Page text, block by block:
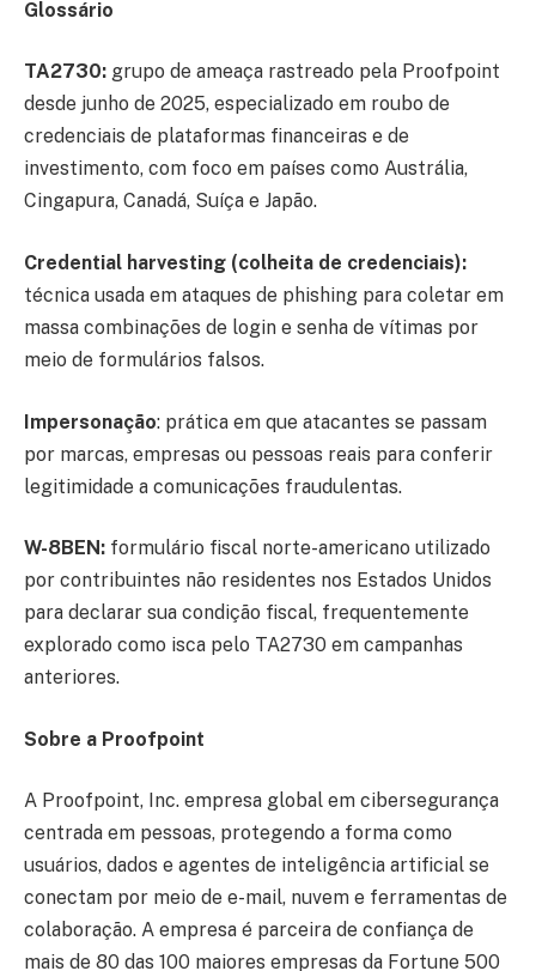
Glossário
TA2730: grupo de ameaça rastreado pela Proofpoint
desde junho de 2025, especializado em roubo de
credenciais de plataformas financeiras e de
investimento, com foco em países como Austrália,
Cingapura, Canadá, Suíça e Japão.
Credential harvesting (colheita de credenciais):
técnica usada em ataques de phishing para coletar em
massa combinações de login e senha de vítimas por
meio de formulários falsos.
Impersonação: prática em que atacantes se passam
por marcas, empresas ou pessoas reais para conferir
legitimidade a comunicações fraudulentas.
W-8BEN: formulário fiscal norte-americano utilizado
por contribuintes não residentes nos Estados Unidos
para declarar sua condição fiscal, frequentemente
explorado como isca pelo TA2730 em campanhas
anteriores.
Sobre a Proofpoint
A Proofpoint, Inc. empresa global em cibersegurança
centrada em pessoas, protegendo a forma como
usuários, dados e agentes de inteligência artificial se
conectam por meio de e-mail, nuvem e ferramentas de
colaboração. A empresa é parceira de confiança de
mais de 80 das 100 maiores empresas da Fortune 500